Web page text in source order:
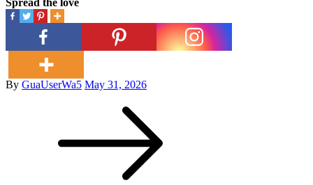
Spread the love
By GuaUserWa5Posted
May 31, 2026